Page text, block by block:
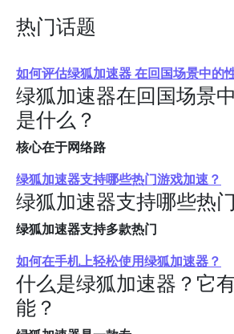
热门话题
如何评估绿狐加速器 在回国场景中的
绿狐加速器在回国场景
是什么？
核心在于网络路
绿狐加速器支持哪些热门游戏加速？
绿狐加速器支持哪些热
绿狐加速器支持多款热门
如何在手机上轻松使用绿狐加速器？
什么是绿狐加速器？它
能？